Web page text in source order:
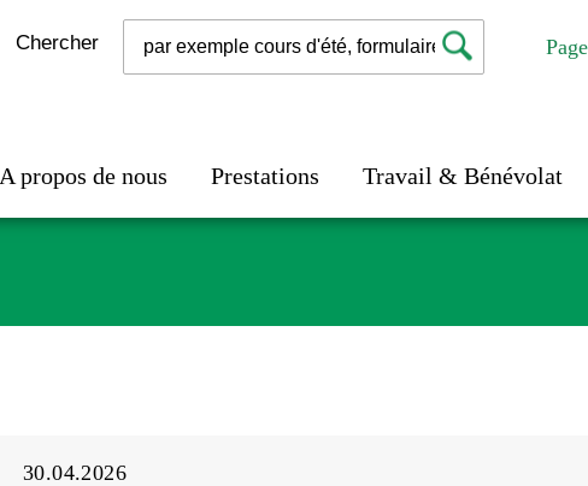
Chercher
A propos de nous Prestations Travail & Bénévolat
30.04.2026